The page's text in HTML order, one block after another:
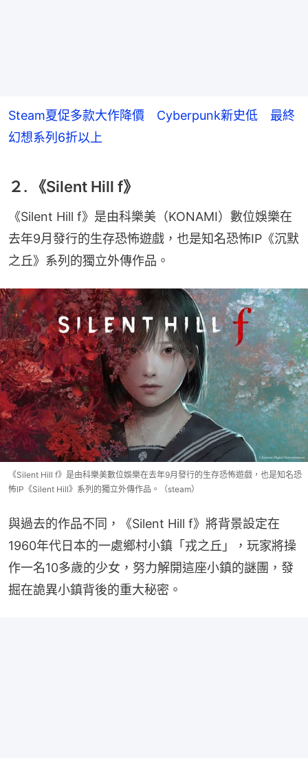
Steam夏促多款大作降價 Cyberpunk新史低 最終
幻想系列6折以上
２. 《Silent Hill f》
《Silent Hill f》是由科樂美（KONAMI）數位娛樂在
去年9月發行的生存恐怖遊戲，也是知名恐怖IP《沉默
之丘》系列的獨立外傳作品。
《Silent Hill f》是由科樂美數位娛樂在去年9月發行的生存恐怖遊戲，也是知名恐
怖IP《Silent Hill》系列的獨立外傳作品。（steam）
與過去的作品不同，《Silent Hill f》將背景設定在
1960年代日本的一處鄉村小鎮「戎之丘」，玩家將操
作一名10多歲的少女，努力解開這座小鎮的謎團，發
掘在詭異小鎮背後的重大秘密。